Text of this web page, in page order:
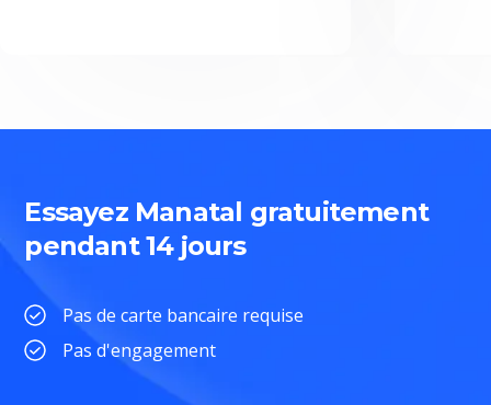
Essayez Manatal gratuitement
pendant 14 jours
Pas de carte bancaire requise
Pas d'engagement